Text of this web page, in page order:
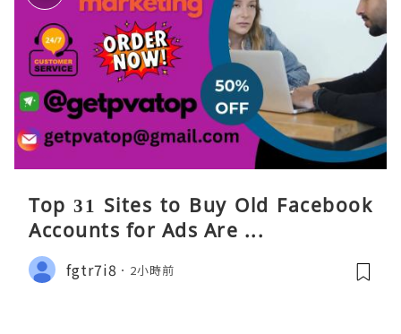
Top 31 Sites to Buy Old Facebook
Accounts​ for Ads Are ...
fgtr7i8 2小時前